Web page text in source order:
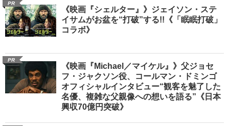
PR
《映画『シェルター』》ジェイソン・ステ
イサムがお盆を“打破”する!!《「眠眠打破」
コラボ》
PR
《映画『Michael／マイケル』》父ジョセ
フ・ジャクソン役、コールマン・ドミンゴ
オフィシャルインタビュー“観客を魅了した
名優、複雑な父親像への想いを語る”《日本
興収70億円突破》